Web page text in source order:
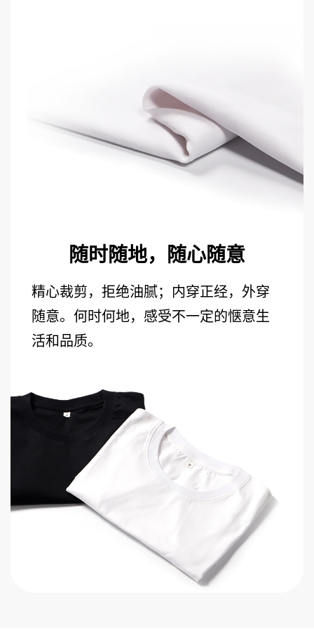
随时随地，随心随意
精心裁剪，拒绝油腻；内穿正经，外穿
随意。何时何地，感受不一定的惬意生
活和品质。